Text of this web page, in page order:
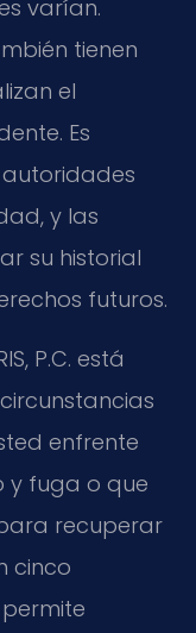
varían.
tienen
el
Es
y las
su historial
futuros.
P.C. está
enfrente
y fuga o que
recuperar
cinco